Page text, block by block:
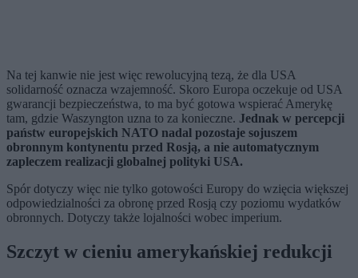
Na tej kanwie nie jest więc rewolucyjną tezą, że dla USA
solidarność oznacza wzajemność. Skoro Europa oczekuje od USA
gwarancji bezpieczeństwa, to ma być gotowa wspierać Amerykę
tam, gdzie Waszyngton uzna to za konieczne. Jednak w percepcji
państw europejskich NATO nadal pozostaje sojuszem
obronnym kontynentu przed Rosją, a nie automatycznym
zapleczem realizacji globalnej polityki USA.
Spór dotyczy więc nie tylko gotowości Europy do wzięcia większej
odpowiedzialności za obronę przed Rosją czy poziomu wydatków
obronnych. Dotyczy także lojalności wobec imperium.
Szczyt w cieniu amerykańskiej redukcji